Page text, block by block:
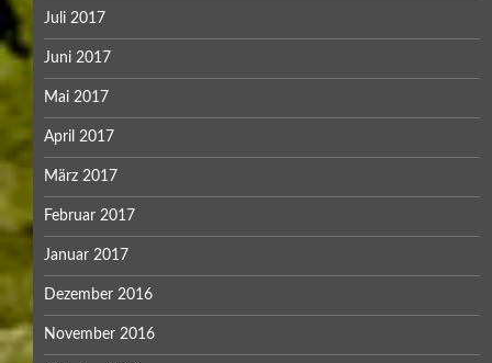
Juli 2017
Juni 2017
Mai 2017
April 2017
März 2017
Februar 2017
Januar 2017
Dezember 2016
November 2016